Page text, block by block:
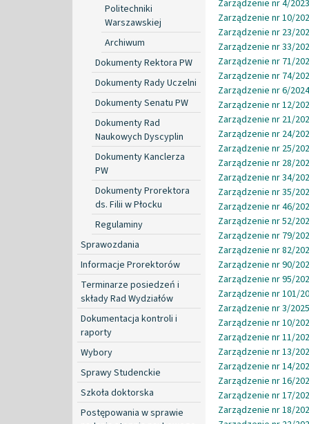
Politechniki
Warszawskiej
Archiwum
Dokumenty Rektora PW
Dokumenty Rady Uczelni
Dokumenty Senatu PW
Dokumenty Rad
Naukowych Dyscyplin
Dokumenty Kanclerza
PW
Dokumenty Prorektora
ds. Filii w Płocku
Regulaminy
Sprawozdania
Informacje Prorektorów
Terminarze posiedzeń i
składy Rad Wydziałów
Dokumentacja kontroli i
raporty
Wybory
Sprawy Studenckie
Szkoła doktorska
Postępowania w sprawie
Zarządzenie nr 4/
Zarządzenie nr 10/
Zarządzenie nr 23/
Zarządzenie nr 33/
Zarządzenie nr 71/
Zarządzenie nr 74/
Zarządzenie nr 6/
Zarządzenie nr 12/
Zarządzenie nr 21/
Zarządzenie nr 24/
Zarządzenie nr 25/
Zarządzenie nr 28/
Zarządzenie nr 34/
Zarządzenie nr 35/
Zarządzenie nr 46/
Zarządzenie nr 52/
Zarządzenie nr 79/
Zarządzenie nr 82/
Zarządzenie nr 90/
Zarządzenie nr 95/
Zarządzenie nr 101/
Zarządzenie nr 3/
Zarządzenie nr 10/
Zarządzenie nr 11/
Zarządzenie nr 13/
Zarządzenie nr 14/
Zarządzenie nr 16/
Zarządzenie nr 17/
Zarządzenie nr 18/